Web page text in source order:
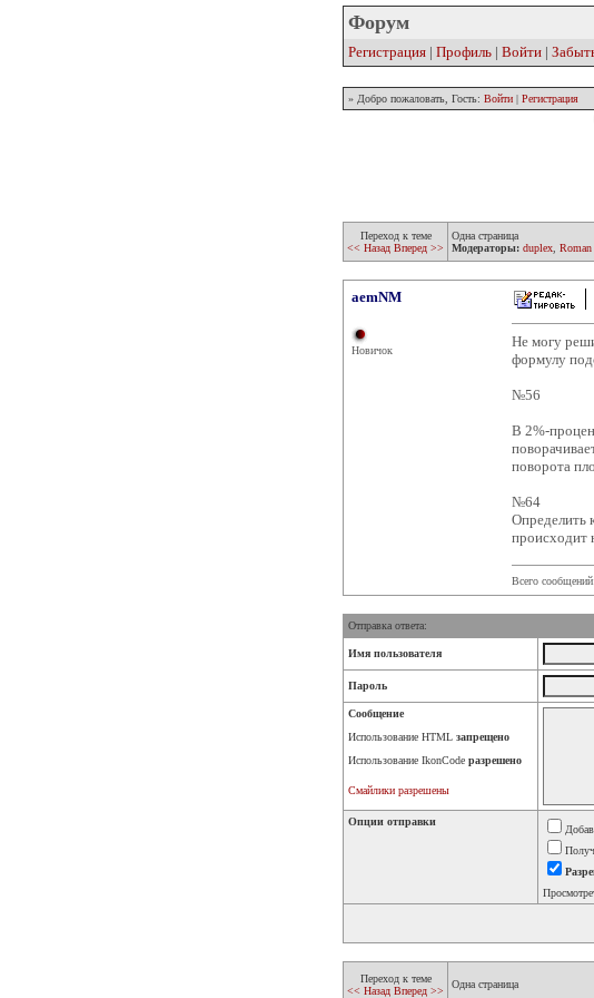
Форум
Регистрация | Профиль | Войти |
» Добро пожаловать, Гость: Войти | Регистрация
Переход к теме
<< Назад Вперед >>
Одна страница
Модераторы: duplex
aemNM
Новичок
Не могу
формулу
№56
В 2%-
поворота
№64
Определить
происходит
Всего сообщений:
Отправка ответа:
Имя пользователя
Пароль
Сообщение
Использование HTML запрещено
Использование IkonCode разрешено
Смайлики разрешены
Опции отправки
Переход к теме
<< Назад Вперед >>
Одна страница